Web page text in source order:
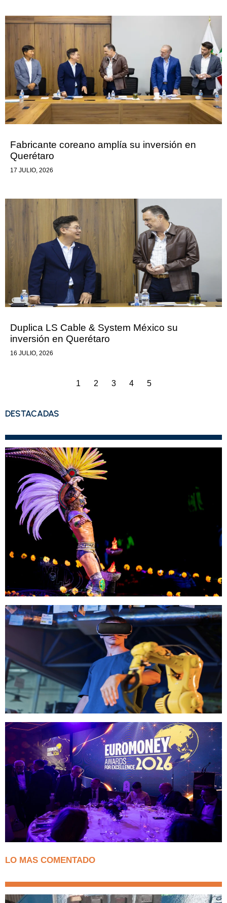
Fabricante coreano amplía su inversión en
Querétaro
17 JULIO, 2026
Duplica LS Cable & System México su
inversión en Querétaro
16 JULIO, 2026
1 2 3 4 5
DESTACADAS
LO MAS COMENTADO